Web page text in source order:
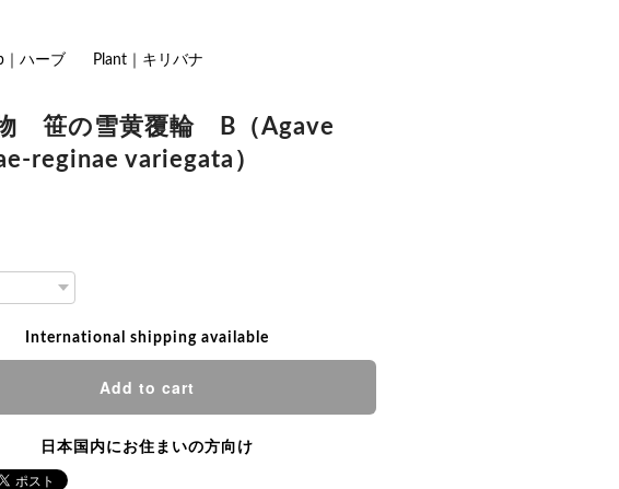
｜ハーブ Plant｜キリバナ
笹の雪黄覆輪 B（Agave
reginae variegata）
International shipping available
Add to cart
日本国内にお住まいの方向け